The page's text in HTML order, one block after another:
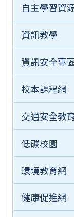
自主學習資
資訊教學
資訊安全專
校本課程網
交通安全教
低碳校園
環境教育網
健康促進網